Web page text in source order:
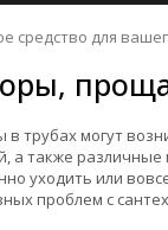
средство для
в трубах могут
а также различные
уходить или
проблем с